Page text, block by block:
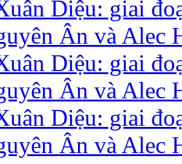
Diệu: giai
Ân và Alec
Diệu: giai
Ân và Alec
Diệu: giai
Ân và Alec